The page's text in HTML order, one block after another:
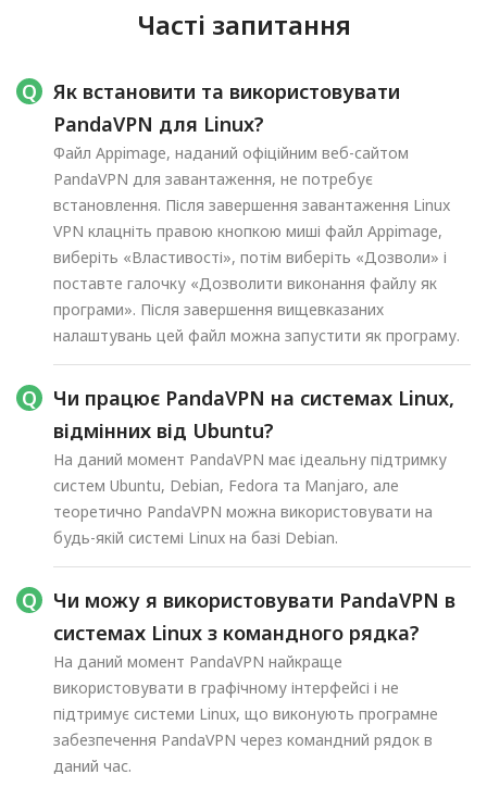
Часті запитання
Як встановити та використовувати
PandaVPN для Linux?
Файл Appimage, наданий офіційним веб-сайтом
PandaVPN для завантаження, не потребує
встановлення. Після завершення завантаження Linux
VPN клацніть правою кнопкою миші файл Appimage,
виберіть «Властивості», потім виберіть «Дозволи» і
поставте галочку «Дозволити виконання файлу як
програми». Після завершення вищевказаних
налаштувань цей файл можна запустити як програму.
Чи працює PandaVPN на системах Linux,
відмінних від Ubuntu?
На даний момент PandaVPN має ідеальну підтримку
систем Ubuntu, Debian, Fedora та Manjaro, але
теоретично PandaVPN можна використовувати на
будь-якій системі Linux на базі Debian.
Чи можу я використовувати PandaVPN в
системах Linux з командного рядка?
На даний момент PandaVPN найкраще
використовувати в графічному інтерфейсі і не
підтримує системи Linux, що виконують програмне
забезпечення PandaVPN через командний рядок в
даний час.